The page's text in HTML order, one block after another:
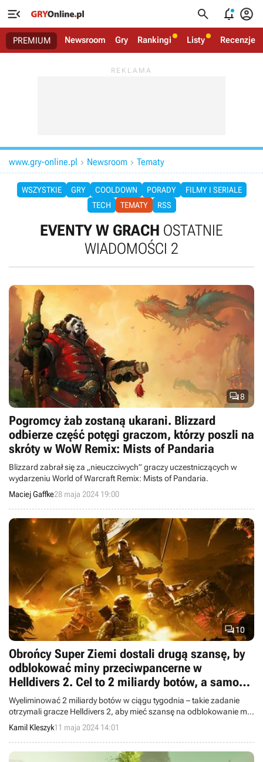
   
PREMIUM Newsroom Gry Rankingi Listy Recenzje
www.gry-online.pl  Newsroom  Tematy
WSZYSTKIE GRY COOLDOWN PORADY
FILMY I SERIALE
TECH
TEMATY RSS
EVENTY W GRACH OSTATNIE
WIADOMOŚCI 2
8
Pogromcy żab zostaną ukarani. Blizzard
odbierze część potęgi graczom, którzy poszli na
skróty w WoW Remix: Mists of Pandaria
Blizzard zabrał się za „nieuczciwych” graczy uczestniczących w
wydarzeniu World of Warcraft Remix: Mists of Pandaria.
Maciej Gaffke28 maja 2024 19:00
10
Obrońcy Super Ziemi dostali drugą szansę, by
odblokować miny przeciwpancerne w
Helldivers 2. Cel to 2 miliardy botów, a samo
wyzwanie jest większe niż poprzednio
Wyeliminować 2 miliardy botów w ciągu tygodnia – takie zadanie
otrzymali gracze Helldivers 2, aby mieć szansę na odblokowanie min
przeciwpancernych MD-17.
Kamil Kleszyk11 maja 2024 14:01